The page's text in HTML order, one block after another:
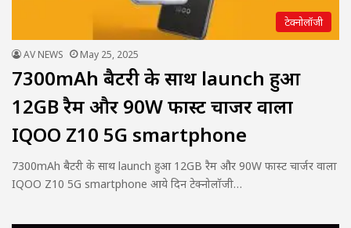
टेक्नोलॉजी
AV NEWS May 25, 2025
7300mAh बैटरी के साथ launch हुआ
12GB रैम और 90W फास्ट चार्जर वाला
IQOO Z10 5G smartphone
7300mAh बैटरी के साथ launch हुआ 12GB रैम और 90W फास्ट चार्जर वाला
IQOO Z10 5G smartphone आये दिन टेक्नोलॉजी…